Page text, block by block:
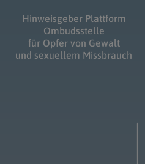
Hinweisgeber Plattform
Ombudsstelle
für Opfer von Gewalt
und sexuellem Missbrauch